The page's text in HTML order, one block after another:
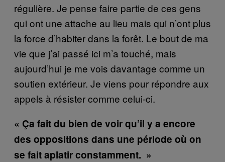
régulière. Je pense faire partie de ces gens
qui ont une attache au lieu mais qui n’ont plus
la force d’habiter dans la forêt. Le bout de ma
vie que j’ai passé ici m’a touché, mais
aujourd’hui je me vois davantage comme un
soutien extérieur. Je viens pour répondre aux
appels à résister comme celui-ci.
« Ça fait du bien de voir qu’il y a encore
des oppositions dans une période où on
se fait aplatir constamment. »